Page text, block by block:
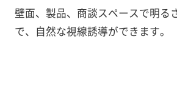
壁面、製品、商談スペースで明る
で、自然な視線誘導ができます。